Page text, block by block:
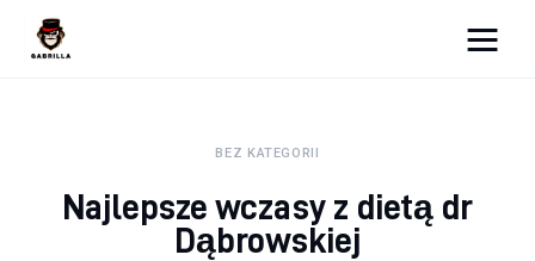
Kunchnia i kulinaria
BEZ KATEGORII
Najlepsze wczasy z dietą dr
Dąbrowskiej